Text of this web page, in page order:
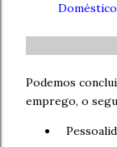
Doméstico
Podemos
emprego, o